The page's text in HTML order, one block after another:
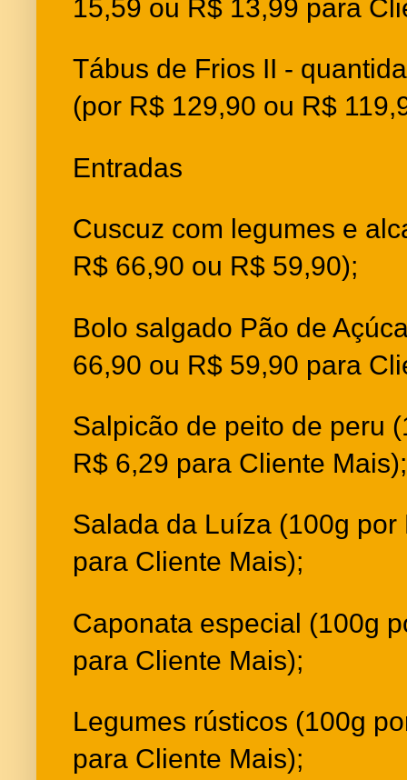
15,59 ou R$ 13,99 para
Tábus de Frios II -
(por R$ 129,90 ou R$
Entradas
Cuscuz com legumes e
R$ 66,90 ou R$ 59,90);
Bolo salgado Pão de
66,90 ou R$ 59,90 para
Salpicão de peito de peru
R$ 6,29 para Cliente Mais);
Salada da Luíza (100g
para Cliente Mais);
Caponata especial (100g
para Cliente Mais);
Legumes rústicos (100g
para Cliente Mais);